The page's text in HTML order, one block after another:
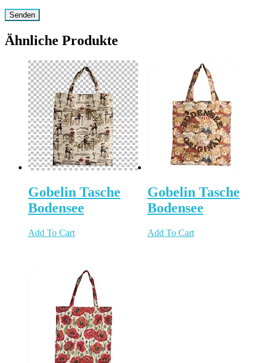
Ähnliche Produkte
Gobelin Tasche
Bodensee
Add To Cart
Gobelin Tasche
Bodensee
Add To Cart